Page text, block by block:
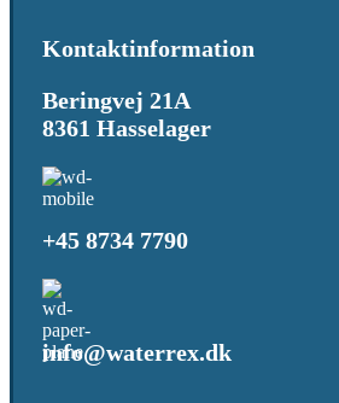
Kontaktinformation
Beringvej 21A
8361 Hasselager
+45 8734 7790
info@waterrex.dk